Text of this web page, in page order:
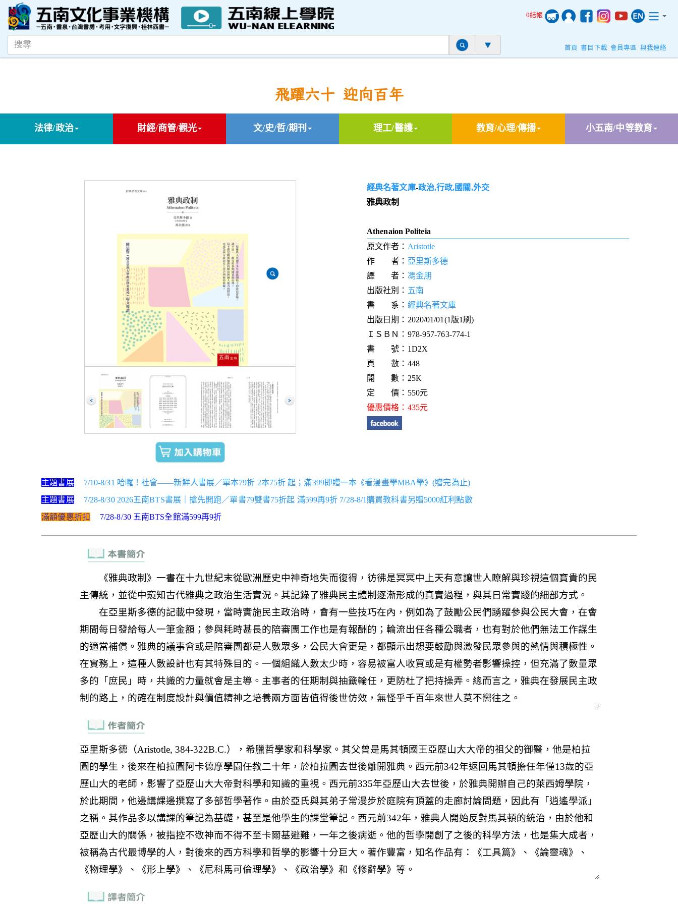
0結帳
首頁 書目下載 會員專區 與我連絡
飛躍六十 迎向百年
法律/政治 財經/商管/觀光 文/史/哲/期刊 理工/醫護 教育/心理/傳播 小五南/中等教育
經典名著文庫-政治,行政,國關,外交
雅典政制
Athenaion Politeia
原文作者： Aristotle
作 者： 亞里斯多德
譯 者： 馮金朋
出版社別： 五南
書 系： 經典名著文庫
出版日期：2020/01/01(1版1刷)
ＩＳＢＮ：978-957-763-774-1
書 號：1D2X
頁 數：448
開 數：25K
定 價：550元
優惠價格：435元
主題書展
7/10-8/31 哈囉！社會——新鮮人書展／單本79折 2本75折 起；滿399即贈一本《看漫畫學MBA學》(贈完為止)
主題書展
7/28-8/30 2026五南BTS書展｜搶先開跑／單書79雙書75折起 滿599再9折 7/28-8/1購買教科書另贈5000紅利點數
滿額優惠折扣
7/28-8/30 五南BTS全館滿599再9折